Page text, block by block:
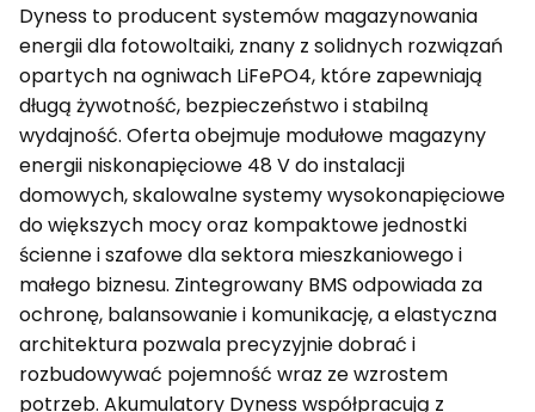
Dyness to producent systemów magazynowania
energii dla fotowoltaiki, znany z solidnych rozwiązań
opartych na ogniwach LiFePO4, które zapewniają
długą żywotność, bezpieczeństwo i stabilną
wydajność. Oferta obejmuje modułowe magazyny
energii niskonapięciowe 48 V do instalacji
domowych, skalowalne systemy wysokonapięciowe
do większych mocy oraz kompaktowe jednostki
ścienne i szafowe dla sektora mieszkaniowego i
małego biznesu. Zintegrowany BMS odpowiada za
ochronę, balansowanie i komunikację, a elastyczna
architektura pozwala precyzyjnie dobrać i
rozbudowywać pojemność wraz ze wzrostem
potrzeb. Akumulatory Dyness współpracują z